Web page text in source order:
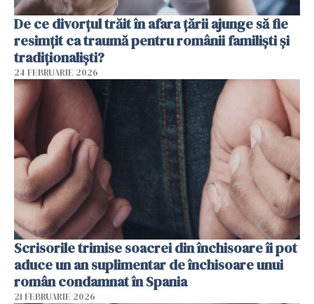
De ce divorțul trăit în afara țării ajunge să fie
resimțit ca traumă pentru românii familiști și
tradiționaliști?
24 FEBRUARIE 2026
Scrisorile trimise soacrei din închisoare îi pot
aduce un an suplimentar de închisoare unui
român condamnat în Spania
21 FEBRUARIE 2026